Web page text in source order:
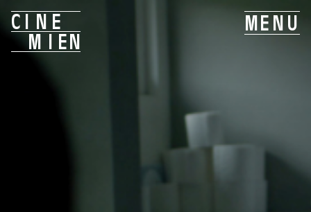
C I N E
M I EN
ME N U